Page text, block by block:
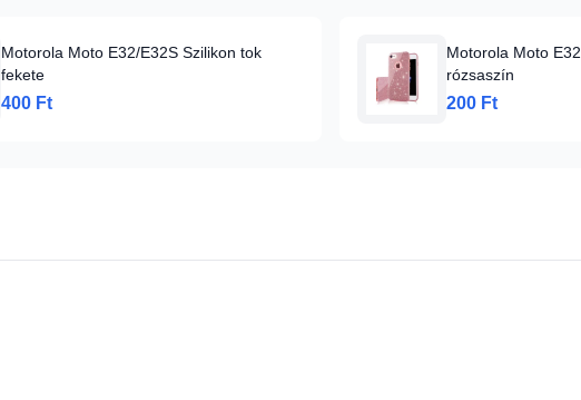
Motorola Moto E32/E32S Szilikon tok
fekete
400 Ft
Motorola Moto
rózsaszín
200 Ft